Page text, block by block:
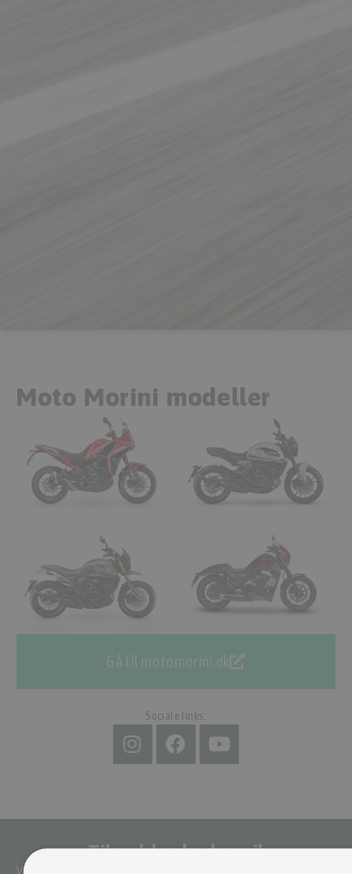
Moto Morini modeller
Gå til motomorini.dk
Sociale links:
Tilmeld nyhedsmail
Vær blandt de første til at modtage info om nye produkter, tilbud,